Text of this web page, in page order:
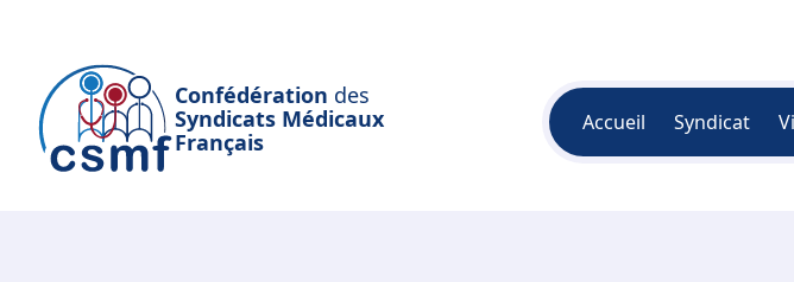
Confédération des
Syndicats Médicaux
Français
Accueil Syndicat